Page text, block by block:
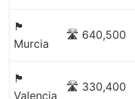
🏴
Murcia
🛣️ 640,500
🏴
Valencia
🛣️ 330,400